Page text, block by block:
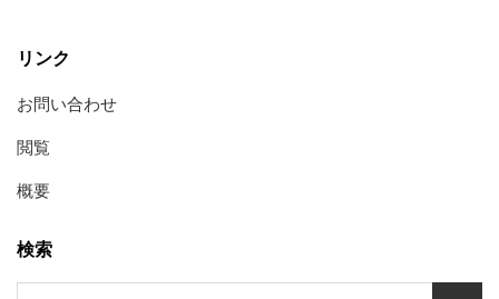
リンク
お問い合わせ
閲覧
概要
検索